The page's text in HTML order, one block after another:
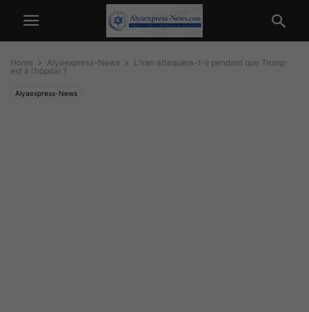
Home Alyaexpress-News
L’Iran attaquera-t-il pendant que Trump
est à l’hôpital ?
Alyaexpress-News